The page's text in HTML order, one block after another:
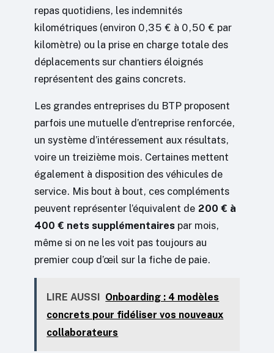
repas quotidiens, les indemnités
kilométriques (environ 0,35 € à 0,50 € par
kilomètre) ou la prise en charge totale des
déplacements sur chantiers éloignés
représentent des gains concrets.
Les grandes entreprises du BTP proposent
parfois une mutuelle d’entreprise renforcée,
un système d’intéressement aux résultats,
voire un treizième mois. Certaines mettent
également à disposition des véhicules de
service. Mis bout à bout, ces compléments
peuvent représenter l’équivalent de 200 € à
400 € nets supplémentaires par mois,
même si on ne les voit pas toujours au
premier coup d’œil sur la fiche de paie.
LIRE AUSSI Onboarding : 4 modèles
concrets pour fidéliser vos nouveaux
collaborateurs